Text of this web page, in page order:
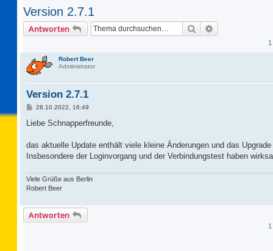
Version 2.7.1
Antworten Suche
Robert Beer
Administrator
Version 2.7.1
B
i
a
28.10.2022, 16:49
Liebe Schnapperfreunde,
das aktuelle Update enthält viele kleine Änderungen und das
Insbesondere der Loginvorgang und der Verbindungstest haben
Viele Grüße aus Berlin
Robert Beer
Antworten